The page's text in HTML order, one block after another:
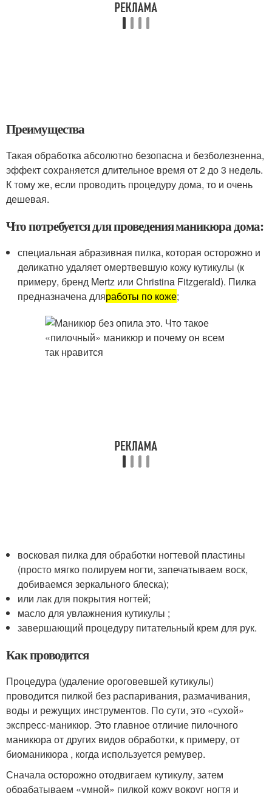
Преимущества
Такая обработка абсолютно безопасна и безболезненна,
эффект сохраняется длительное время от 2 до 3 недель.
К тому же, если проводить процедуру дома, то и очень
дешевая.
Что потребуется для проведения маникюра дома:
специальная абразивная пилка, которая осторожно и
деликатно удаляет омертвевшую кожу кутикулы (к
примеру, бренд Mertz или Christina Fitzgerald). Пилка
предназначена дляработы по коже;
восковая пилка для обработки ногтевой пластины
(просто мягко полируем ногти, запечатываем воск,
добиваемся зеркального блеска);
или лак для покрытия ногтей;
масло для увлажнения кутикулы ;
завершающий процедуру питательный крем для рук.
Как проводится
Процедура (удаление ороговевшей кутикулы)
проводится пилкой без распаривания, размачивания,
воды и режущих инструментов. По сути, это «сухой»
экспресс-маникюр. Это главное отличие пилочного
маникюра от других видов обработки, к примеру, от
биоманикюра , когда используется ремувер.
Сначала осторожно отодвигаем кутикулу, затем
обрабатываем «умной» пилкой кожу вокруг ногтя и